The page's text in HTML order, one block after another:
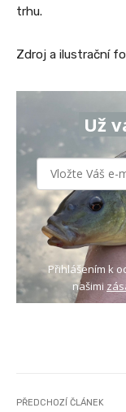
trhu.
Zdroj a ilustrační
Už
Přihlášením k
našimi
PŘEDCHOZÍ ČLÁNEK